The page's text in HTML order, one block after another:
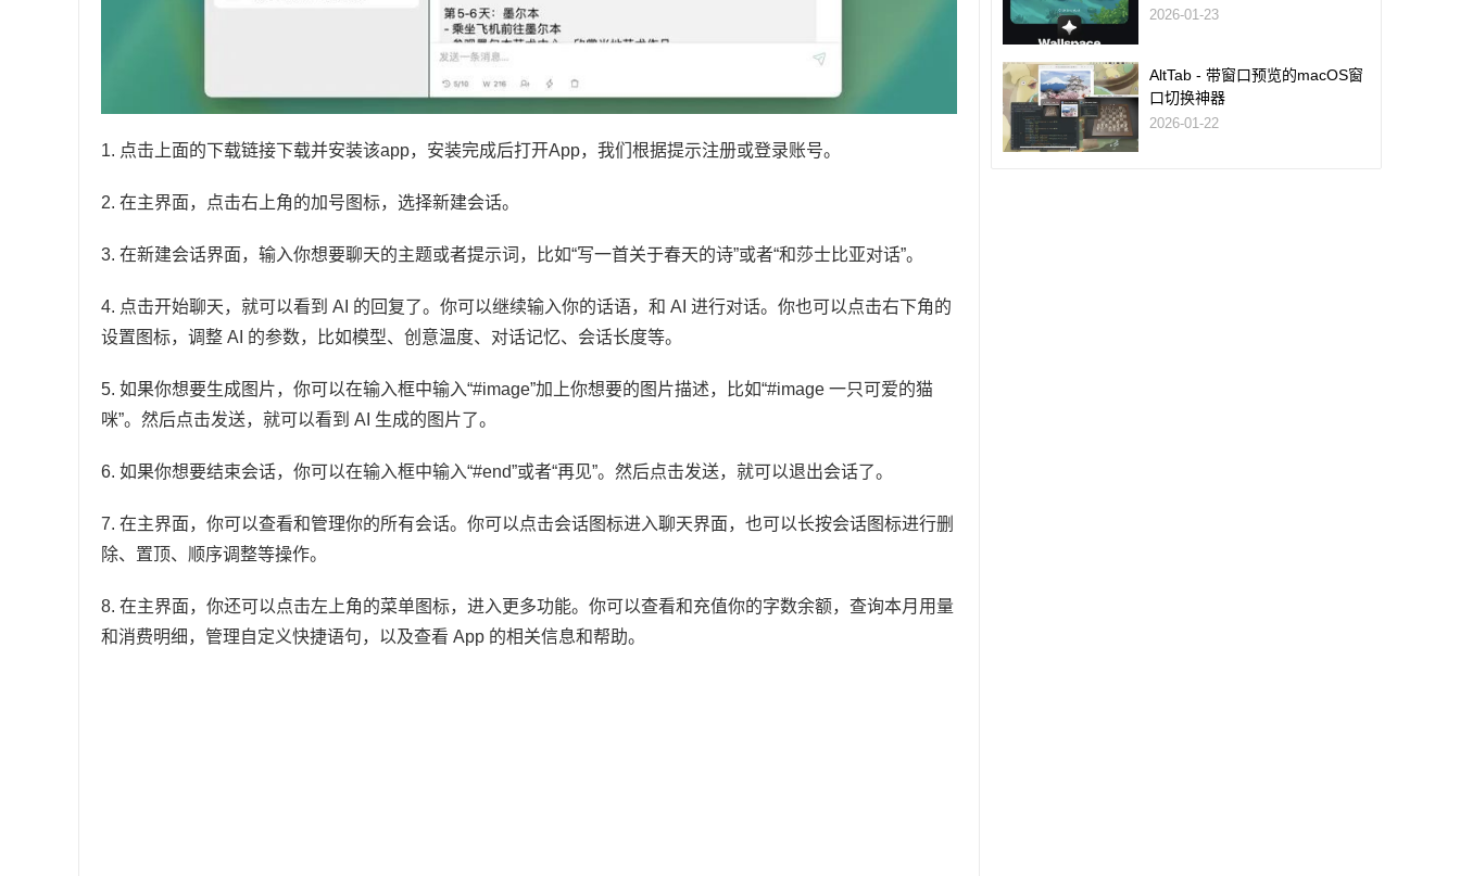
1. 点击上面的下载链接下载并安装该app，安装完成后打开App，我们根据提示注册或登录账号。
2. 在主界面，点击右上角的加号图标，选择新建会话。
3. 在新建会话界面，输入你想要聊天的主题或者提示词，比如“写一首关于春天的诗”或者“和莎士比亚对话”。
4. 点击开始聊天，就可以看到 AI 的回复了。你可以继续输入你的话语，和 AI 进行对话。你也可以点击右下角的
设置图标，调整 AI 的参数，比如模型、创意温度、对话记忆、会话长度等。
5. 如果你想要生成图片，你可以在输入框中输入“#image”加上你想要的图片描述，比如“#image 一只可爱的猫
咪”。然后点击发送，就可以看到 AI 生成的图片了。
6. 如果你想要结束会话，你可以在输入框中输入“#end”或者“再见”。然后点击发送，就可以退出会话了。
7. 在主界面，你可以查看和管理你的所有会话。你可以点击会话图标进入聊天界面，也可以长按会话图标进行删
除、置顶、顺序调整等操作。
8. 在主界面，你还可以点击左上角的菜单图标，进入更多功能。你可以查看和充值你的字数余额，查询本月用量
和消费明细，管理自定义快捷语句，以及查看 App 的相关信息和帮助。
2026-01-23
AltTab - 带窗口预览的macOS窗
口切换神器
2026-01-22